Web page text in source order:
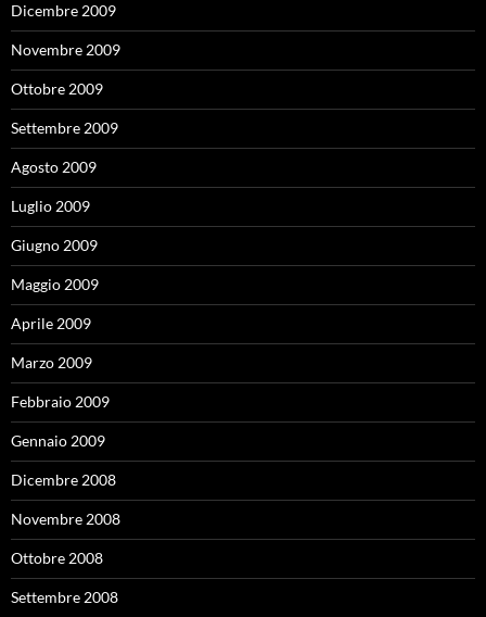
Dicembre 2009
Novembre 2009
Ottobre 2009
Settembre 2009
Agosto 2009
Luglio 2009
Giugno 2009
Maggio 2009
Aprile 2009
Marzo 2009
Febbraio 2009
Gennaio 2009
Dicembre 2008
Novembre 2008
Ottobre 2008
Settembre 2008